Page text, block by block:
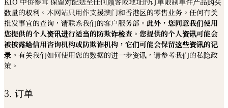
数量的权利。本网站只用作支援澳门和香港区的零售业务。任何有关
批发事宜的查询，请联系我们的客户服务部。 此外，您同意我们使用
您提供的个人资讯进行适当的防欺诈检查。您提供的个人资讯可能会
被披露给信用咨询机构或防欺诈机构，它们可能会保留这些资讯的记
录。 有关我们如何使用您的数据的进一步资讯，请参考我们的私隐政
策。
3. 订单